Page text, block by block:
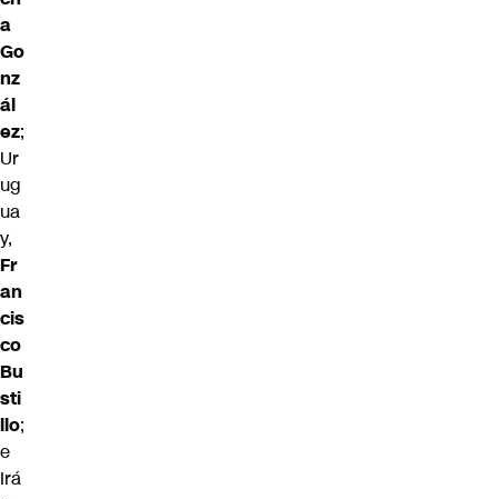
a
Go
nz
ál
ez;
Ur
ug
ua
y,
Fr
an
cis
co
Bu
sti
llo;
e
Irá